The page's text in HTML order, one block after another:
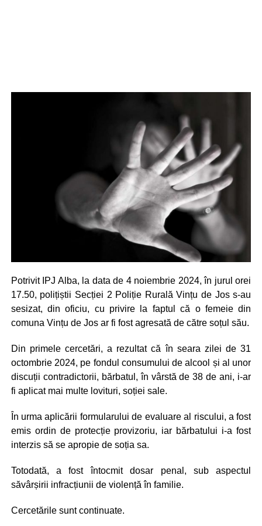
Potrivit IPJ Alba, la data de 4 noiembrie 2024, în jurul orei
17.50, polițiștii Secției 2 Poliție Rurală Vințu de Jos s-au
sesizat, din oficiu, cu privire la faptul că o femeie din
comuna Vințu de Jos ar fi fost agresată de către soțul său.
Din primele cercetări, a rezultat că în seara zilei de 31
octombrie 2024, pe fondul consumului de alcool și al unor
discuții contradictorii, bărbatul, în vârstă de 38 de ani, i-ar
fi aplicat mai multe lovituri, soției sale.
În urma aplicării formularului de evaluare al riscului, a fost
emis ordin de protecție provizoriu, iar bărbatului i-a fost
interzis să se apropie de soția sa.
Totodată, a fost întocmit dosar penal, sub aspectul
săvârșirii infracțiunii de violență în familie.
Cercetările sunt continuate.